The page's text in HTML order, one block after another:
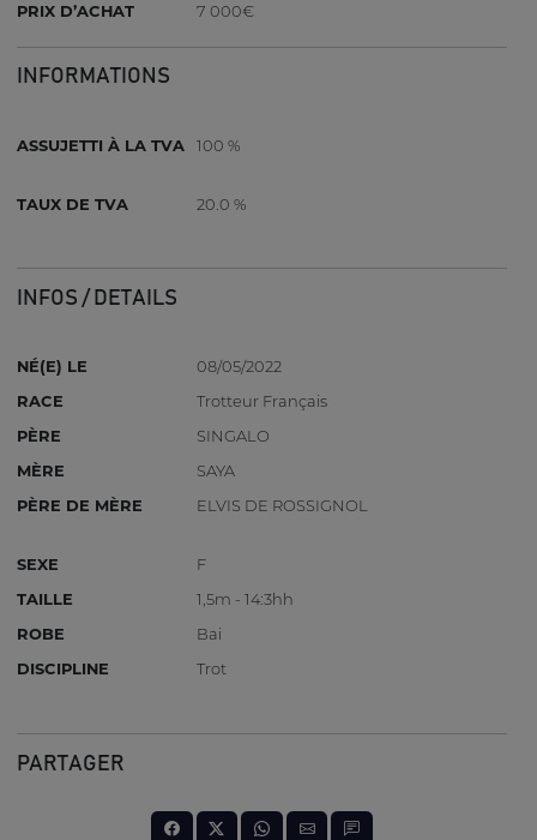
PRIX D’ACHAT
7 000€
INFORMATIONS
ASSUJETTI À LA TVA 100 %
TAUX DE TVA 20.0 %
INFOS / DETAILS
NÉ(E) LE
08/05/2022
RACE
Trotteur Français
PÈRE
SINGALO
MÈRE
SAYA
PÈRE DE MÈRE
ELVIS DE ROSSIGNOL
SEXE
F
TAILLE
1,5m - 14:3hh
ROBE
Bai
DISCIPLINE
Trot
PARTAGER